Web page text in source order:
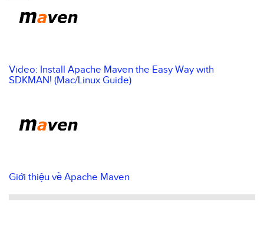
Video: Install Apache Maven the Easy Way with
SDKMAN! (Mac/Linux Guide)
Giới thiệu về Apache Maven